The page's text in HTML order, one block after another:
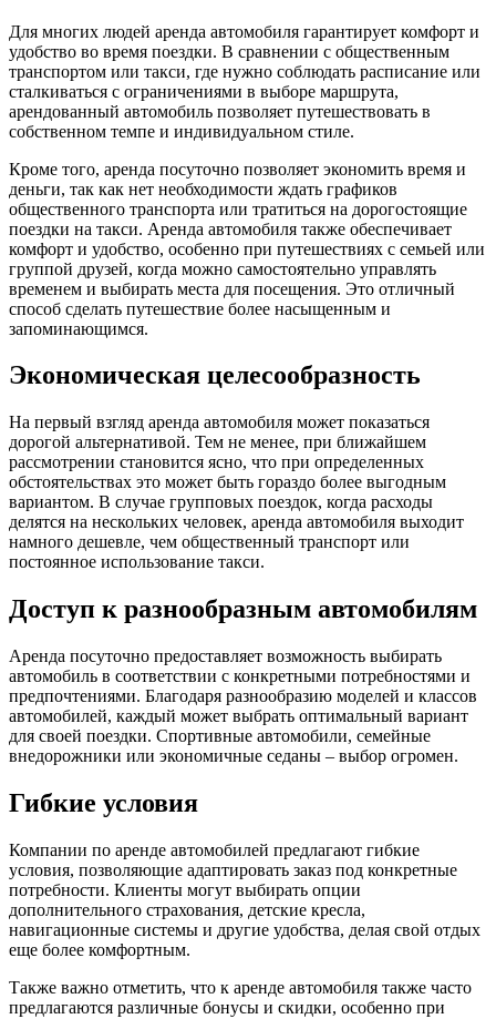
Для многих людей аренда автомобиля гарантирует комфорт и
удобство во время поездки. В сравнении с общественным
транспортом или такси, где нужно соблюдать расписание или
сталкиваться с ограничениями в выборе маршрута,
арендованный автомобиль позволяет путешествовать в
собственном темпе и индивидуальном стиле.
Кроме того, аренда посуточно позволяет экономить время и
деньги, так как нет необходимости ждать графиков
общественного транспорта или тратиться на дорогостоящие
поездки на такси. Аренда автомобиля также обеспечивает
комфорт и удобство, особенно при путешествиях с семьей или
группой друзей, когда можно самостоятельно управлять
временем и выбирать места для посещения. Это отличный
способ сделать путешествие более насыщенным и
запоминающимся.
Экономическая целесообразность
На первый взгляд аренда автомобиля может показаться
дорогой альтернативой. Тем не менее, при ближайшем
рассмотрении становится ясно, что при определенных
обстоятельствах это может быть гораздо более выгодным
вариантом. В случае групповых поездок, когда расходы
делятся на нескольких человек, аренда автомобиля выходит
намного дешевле, чем общественный транспорт или
постоянное использование такси.
Доступ к разнообразным автомобилям
Аренда посуточно предоставляет возможность выбирать
автомобиль в соответствии с конкретными потребностями и
предпочтениями. Благодаря разнообразию моделей и классов
автомобилей, каждый может выбрать оптимальный вариант
для своей поездки. Спортивные автомобили, семейные
внедорожники или экономичные седаны – выбор огромен.
Гибкие условия
Компании по аренде автомобилей предлагают гибкие
условия, позволяющие адаптировать заказ под конкретные
потребности. Клиенты могут выбирать опции
дополнительного страхования, детские кресла,
навигационные системы и другие удобства, делая свой отдых
еще более комфортным.
Также важно отметить, что к аренде автомобиля также часто
предлагаются различные бонусы и скидки, особенно при